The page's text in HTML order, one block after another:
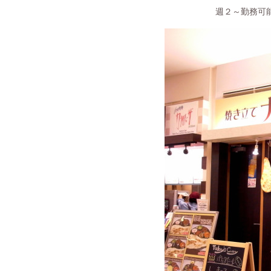
週２～勤務可